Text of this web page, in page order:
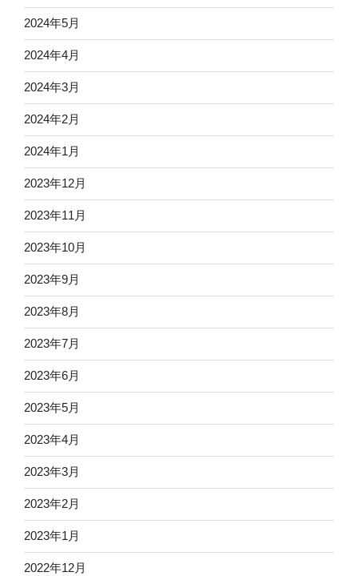
2024年5月
2024年4月
2024年3月
2024年2月
2024年1月
2023年12月
2023年11月
2023年10月
2023年9月
2023年8月
2023年7月
2023年6月
2023年5月
2023年4月
2023年3月
2023年2月
2023年1月
2022年12月